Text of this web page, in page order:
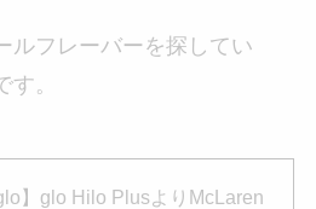
ルフレーバーを探してい
。
glo】glo Hilo PlusよりMcLaren